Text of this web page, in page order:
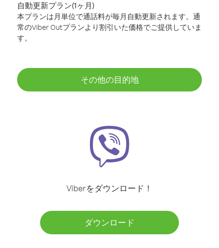
自動更新プラン(1ヶ月)
本プランは月単位で通話料が毎月自動更新されます。通
常のViber Outプランより割引いた価格でご提供していま
す。
その他の目的地
Viberをダウンロード！
ダウンロード